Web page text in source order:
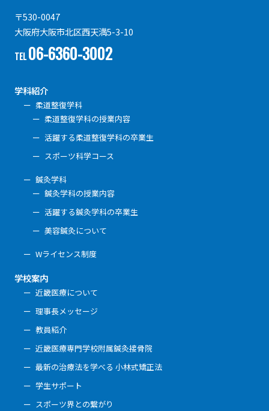
〒530-0047
大阪府大阪市北区西天満5-3-10
TEL06-6360-3002
学科紹介
柔道整復学科
柔道整復学科の授業内容
活躍する柔道整復学科の卒業生
スポーツ科学コース
鍼灸学科
鍼灸学科の授業内容
活躍する鍼灸学科の卒業生
美容鍼灸について
Wライセンス制度
学校案内
近畿医療について
理事長メッセージ
教員紹介
近畿医療専門学校附属鍼灸接骨院
最新の治療法を学べる 小林式矯正法
学生サポート
スポーツ界との繋がり